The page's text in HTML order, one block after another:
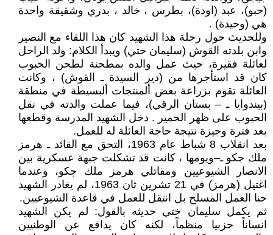
(حبو)، عبد (اودة)، بطرس ، خالد ، بدري وشقيقة واحدة
هي (وحيدة) .
وللحديث حول رحلة هذا الشهيد كان هذا اللقاء مع النصير
وابن بلدته القوش (سليمان ختي) ويبدأ الكلام: ولد الراحل
لعائلة فقيرة، حيث عمل والده بمطحنة لطحن الحبوب
كان قد استأجرها من (دير السيدة ـ القوش) ، وكانت
العائلة تقوم بزراعة بعض ألمنتجات ألبسيطة في منطقة
(بيندوايا ـ – بستان الرقي)، فيما عملت والدته في نقل
الحبوب على ظهر الحمير . دخل الشهيد المدرسة وقطعها
بعد فترة وجيزة نتيجة حاجة العائلة له للعمل.
بعد انقلاب 8 شباط عام 1963، التحق مع القائد ـ هرمز
ملك جكو ـ–ويومها ، كانت قد تشكلت جبهة عسكرية بين
الانصار الشيوعيين ومقاتلي هرمز ملك جكو، وعندما
اغتيل (هرمز) في 21 تشرين ثان 1963، لم يغادر الشهيد
حنا العمل المسلح بل انتقل للعمل في قاعدة الشيوعيين.
ثم يكمل سليمان ختي حديثه بالقول: لم يكن الشهيد
انساناً حزبيا منظماً، لكنه كان يدافع عن الوطنيين